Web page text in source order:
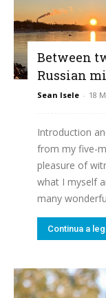
Between
Russian
Sean Isele - 18
Introduction
from my five-
pleasure of
what I myself
many
Continua a